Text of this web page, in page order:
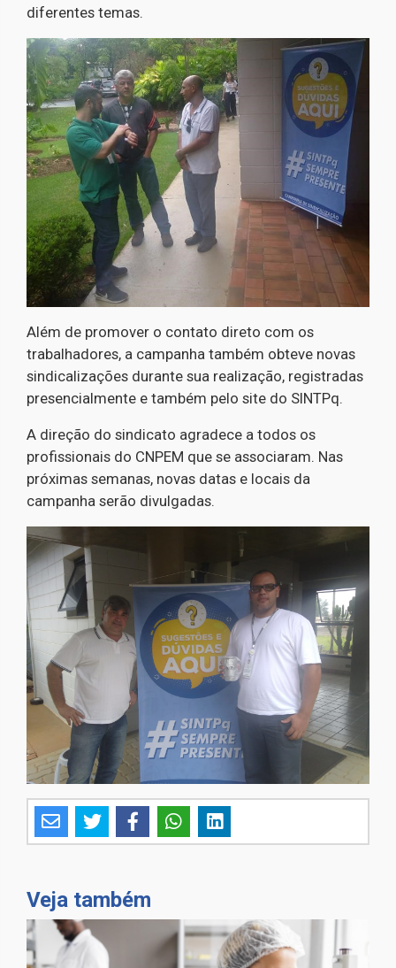
diferentes temas.
Além de promover o contato direto com os
trabalhadores, a campanha também obteve novas
sindicalizações durante sua realização, registradas
presencialmente e também pelo site do SINTPq.
A direção do sindicato agradece a todos os
profissionais do CNPEM que se associaram. Nas
próximas semanas, novas datas e locais da
campanha serão divulgadas.
Veja também